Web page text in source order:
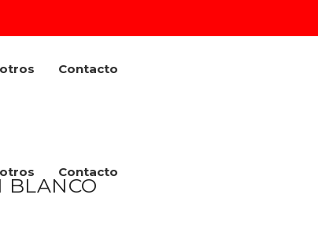
Contacto
Contacto
BLANCO